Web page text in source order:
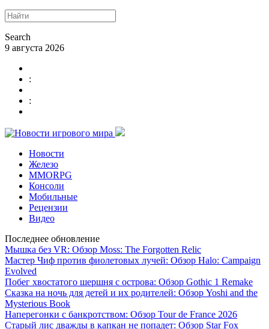
Search
9 августа 2026
:
:
Новости
Железо
MMORPG
Консоли
Мобильные
Рецензии
Видео
Последнее обновление
Мышка без VR: Обзор Moss: The Forgotten Relic
Мастер Чиф против фиолетовых лучей: Обзор Halo: Campaign
Evolved
Побег хвостатого шершня с острова: Обзор Gothic 1 Remake
Сказка на ночь для детей и их родителей: Обзор Yoshi and the
Mysterious Book
Наперегонки с банкротством: Обзор Tour de France 2026
Старый лис дважды в капкан не попадет: Обзор Star Fox